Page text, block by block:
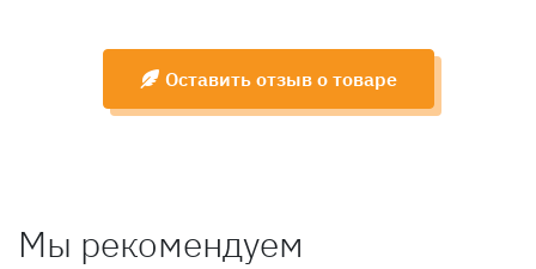
Оставить отзыв о товаре
Мы рекомендуем